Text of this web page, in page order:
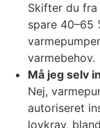
Skifter du
spare 40–65
varmebehov.
Må jeg selv
Nej,
autoriseret
lovkrav,